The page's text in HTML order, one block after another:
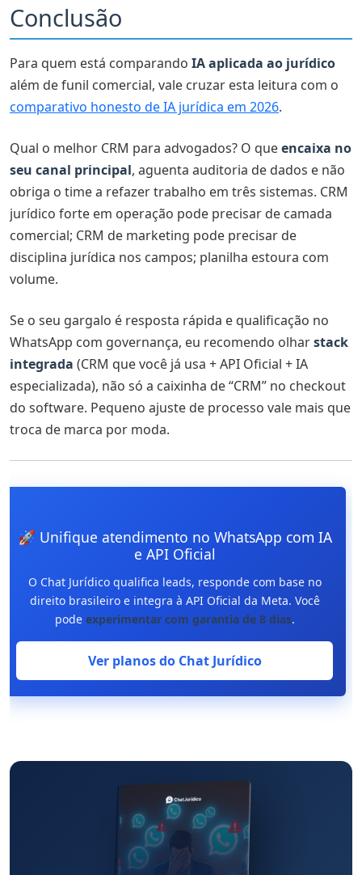
Conclusão
Para quem está comparando IA aplicada ao jurídico
além de funil comercial, vale cruzar esta leitura com o
comparativo honesto de IA jurídica em 2026.
Qual o melhor CRM para advogados? O queencaixa no
seu canal principal, aguenta auditoria de dados e não
obriga o time a refazer trabalho em três sistemas. CRM
jurídico forte em operação pode precisar de camada
comercial; CRM de marketing pode precisar de
disciplina jurídica nos campos; planilha estoura com
volume.
Se o seu gargalo é resposta rápida e qualificação no
WhatsApp com governança, eu recomendo olharstack
integrada (CRM que você já usa + API Oficial + IA
especializada), não só a caixinha de “CRM” no checkout
do software. Pequeno ajuste de processo vale mais que
troca de marca por moda.
🚀 Unifique atendimento no WhatsApp com IA
e API Oficial
O Chat Jurídico qualifica leads, responde com base no
direito brasileiro e integra à API Oficial da Meta. Você
pode experimentar com garantia de 8 dias.
Ver planos do Chat Jurídico